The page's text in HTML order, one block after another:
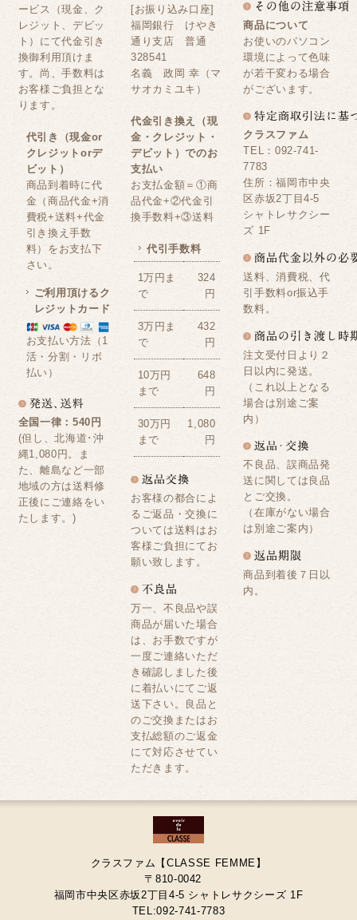
ービス（現金、ク
レジット、デビッ
ト）にて代金引き
換御利用頂けま
す。尚、手数料は
お客様ご負担とな
ります。
代引き（現金or
クレジットorデ
ビット）
商品到着時に代
金（商品代金+消
費税+送料+代金
引き換え手数
料）をお支払下
さい。
ご利用頂けるク
レジットカード
お支払い方法（1
活・分割・リボ
払い）
全国一律：540円
(但し、北海道･沖
縄1,080円。ま
た、離島など一部
地域の方は送料修
正後にご連絡をい
たします。)
[お振り込み口座]
福岡銀行 けやき
通り支店 普通
328541
名義 政岡 幸（マ
サオカミユキ）
代金引き換え（現
金・クレジット・
デビット）でのお
支払い
お支払金額＝①商
品代金+②代金引
換手数料+③送料
代引手数料
1万円ま
で
324
円
3万円ま
で
432
円
10万円
まで
648
円
30万円
まで
1,080
円
お客様の都合によ
るご返品・交換に
ついては送料はお
客様ご負担にてお
願い致します。
万一、不良品や誤
商品が届いた場合
は、お手数ですが
一度ご連絡いただ
き確認しました後
に着払いにてご返
送下さい。良品と
のご交換またはお
支払総額のご返金
にて対応させてい
ただきます。
商品について
お使いのパソコン
環境によって色味
が若干変わる場合
がございます。
クラスファム
TEL：092-741-
7783
住所：福岡市中央
区赤坂2丁目4-5
シャトレサクシー
ズ 1F
送料、消費税、代
引手数料or振込手
数料。
注文受付日より２
日以内に発送。
（これ以上となる
場合は別途ご案
内）
不良品、誤商品発
送に関しては良品
とご交換。
（在庫がない場合
は別途ご案内）
商品到着後７日以
内。
クラスファム【CLASSE FEMME】
〒810-0042
福岡市中央区赤坂2丁目4-5 シャトレサクシーズ 1F
TEL:092-741-7783